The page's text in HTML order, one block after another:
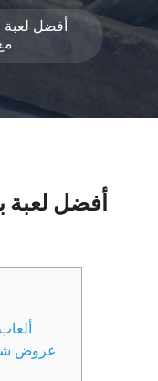
أفضل
أفضل لعبة
عروض